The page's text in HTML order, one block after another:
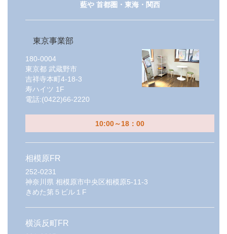
藍や 首都圏・東海・関西
東京事業部
180-0004
東京都 武蔵野市
吉祥寺本町4-18-3
寿ハイツ 1F
電話:(0422)66-2220
10:00～18：00
相模原FR
252-0231
神奈川県 相模原市中央区相模原5-11-3
きめた第５ビル１F
横浜反町FR